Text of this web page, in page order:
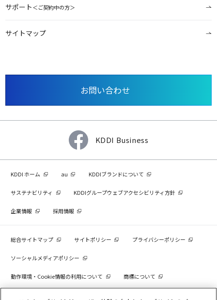
サポート＜ご契約中の方＞
サイトマップ
お問い合わせ
KDDI Business
KDDI ホーム au KDDIブランドについて
サステナビリティ KDDIグループウェブアクセシビリティ方針
企業情報 採用情報
総合サイトマップ サイトポリシー プライバシーポリシー
ソーシャルメディアポリシー
動作環境・Cookie情報の利用について 商標について